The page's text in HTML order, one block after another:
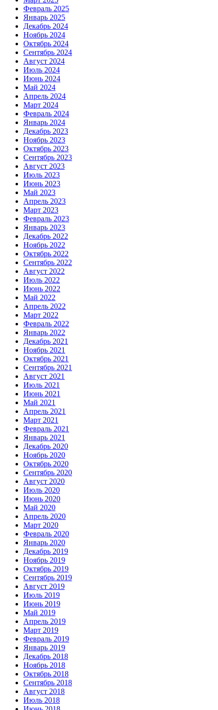
Февраль 2025
Январь 2025
Декабрь 2024
Ноябрь 2024
Октябрь 2024
Сентябрь 2024
Август 2024
Июль 2024
Июнь 2024
Май 2024
Апрель 2024
Март 2024
Февраль 2024
Январь 2024
Декабрь 2023
Ноябрь 2023
Октябрь 2023
Сентябрь 2023
Август 2023
Июль 2023
Июнь 2023
Май 2023
Апрель 2023
Март 2023
Февраль 2023
Январь 2023
Декабрь 2022
Ноябрь 2022
Октябрь 2022
Сентябрь 2022
Август 2022
Июль 2022
Июнь 2022
Май 2022
Апрель 2022
Март 2022
Февраль 2022
Январь 2022
Декабрь 2021
Ноябрь 2021
Октябрь 2021
Сентябрь 2021
Август 2021
Июль 2021
Июнь 2021
Май 2021
Апрель 2021
Март 2021
Февраль 2021
Январь 2021
Декабрь 2020
Ноябрь 2020
Октябрь 2020
Сентябрь 2020
Август 2020
Июль 2020
Июнь 2020
Май 2020
Апрель 2020
Март 2020
Февраль 2020
Январь 2020
Декабрь 2019
Ноябрь 2019
Октябрь 2019
Сентябрь 2019
Август 2019
Июль 2019
Июнь 2019
Май 2019
Апрель 2019
Март 2019
Февраль 2019
Январь 2019
Декабрь 2018
Ноябрь 2018
Октябрь 2018
Сентябрь 2018
Август 2018
Июль 2018